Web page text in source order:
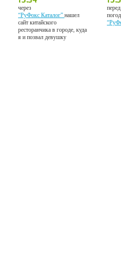
через
“РуФокс Каталог”нашел
сайт китайского
ресторанчика в городе, куда
я и позвал девушку